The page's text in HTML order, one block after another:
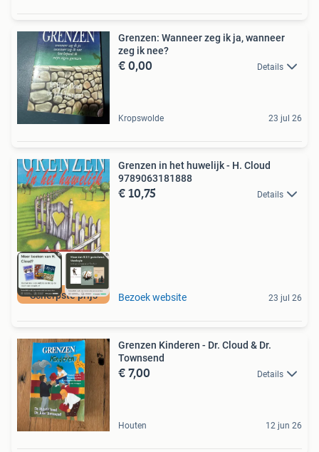
Grenzen: Wanneer zeg ik ja, wanneer
zeg ik nee?
€ 0,00 Details
Kropswolde 23 jul 26
Scherpste prijs
Grenzen in het huwelijk - H. Cloud
9789063181888
€ 10,75 Details
Bezoek website 23 jul 26
Grenzen Kinderen - Dr. Cloud & Dr.
Townsend
€ 7,00 Details
Houten 12 jun 26